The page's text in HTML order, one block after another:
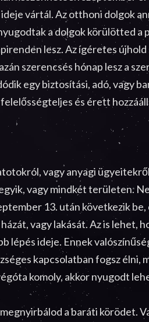
vártál. Az otthoni dolgok
a dolgok körülötted a
lesz. Az ígéretes
szerencsés hónap lesz a
egy biztosítási, adó, vagy
és érett
vagy anyagi
vagy mindkét területen.
13. után következik
vagy lakását. Az is
lépés ideje. Ennek
kapcsolatban fogsz
komoly, akkor nyugodt
a baráti körödet.